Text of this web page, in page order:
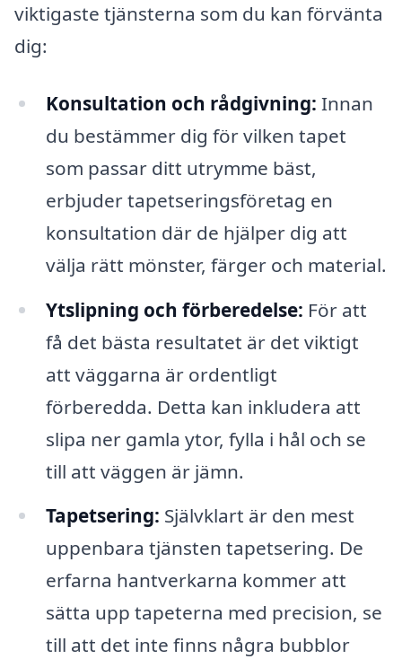
viktigaste tjänsterna som du kan förvänta
dig:
Konsultation och rådgivning: Innan
du bestämmer dig för vilken tapet
som passar ditt utrymme bäst,
erbjuder tapetseringsföretag en
konsultation där de hjälper dig att
välja rätt mönster, färger och material.
Ytslipning och förberedelse: För att
få det bästa resultatet är det viktigt
att väggarna är ordentligt
förberedda. Detta kan inkludera att
slipa ner gamla ytor, fylla i hål och se
till att väggen är jämn.
Tapetsering: Självklart är den mest
uppenbara tjänsten tapetsering. De
erfarna hantverkarna kommer att
sätta upp tapeterna med precision, se
till att det inte finns några bubblor